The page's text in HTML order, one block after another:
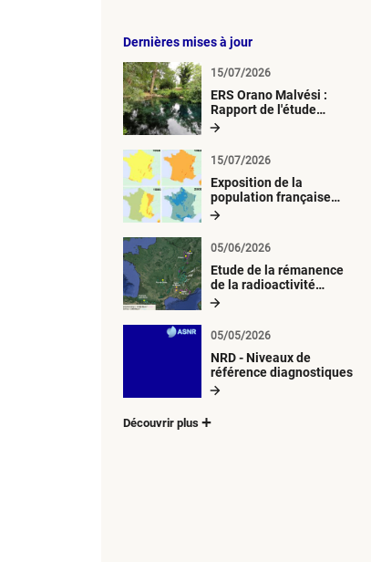
Dernières mises à jour
ERS Orano Malvési :
Rapport de l'étude
radiologique du milieu
15/07/2026
Exposition de la
population française
métropolitaine aux
atmosphériques
radioactives depuis 1945
15/07/2026
Etude de la rémanence
de la radioactivité
d’origine artificielle
05/06/2026
NRD - Niveaux de
référence diagnostiques
05/05/2026
Découvrir plus